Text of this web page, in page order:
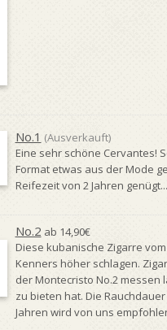
No.1 (Ausverkauft)
Eine sehr schöne Cervantes!
Format etwas aus der Mode
Reifezeit von 2 Jahren
No.2 ab 14,90€
Diese kubanische Zigarre
Kenners höher schlagen.
der Montecristo No.2 messen
zu bieten hat. Die
Jahren wird von uns